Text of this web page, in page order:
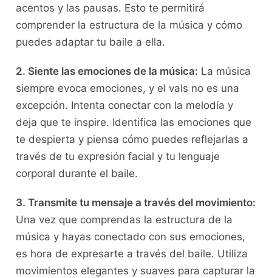
acentos y las​ pausas. Esto ​te permitirá
⁢comprender la ⁢estructura de la música​ y⁤ cómo
puedes adaptar tu baile⁤ a ella.
2. Siente⁢ las⁤ emociones de ​la música: La música⁣
siempre evoca emociones, y el vals‍ no es una
excepción. Intenta conectar con la melodía y
deja que ​te inspire.⁢ Identifica las ​emociones que
te despierta y piensa⁢ cómo puedes reflejarlas ⁢a
través de tu expresión ⁤facial‍ y tu lenguaje
corporal ⁤durante el baile.
3. Transmite tu mensaje a través⁢ del movimiento:
Una vez que comprendas la⁢ estructura de la
música y⁢ hayas conectado con sus emociones,
es hora de ⁤expresarte a través del baile. Utiliza
movimientos elegantes y suaves para capturar la